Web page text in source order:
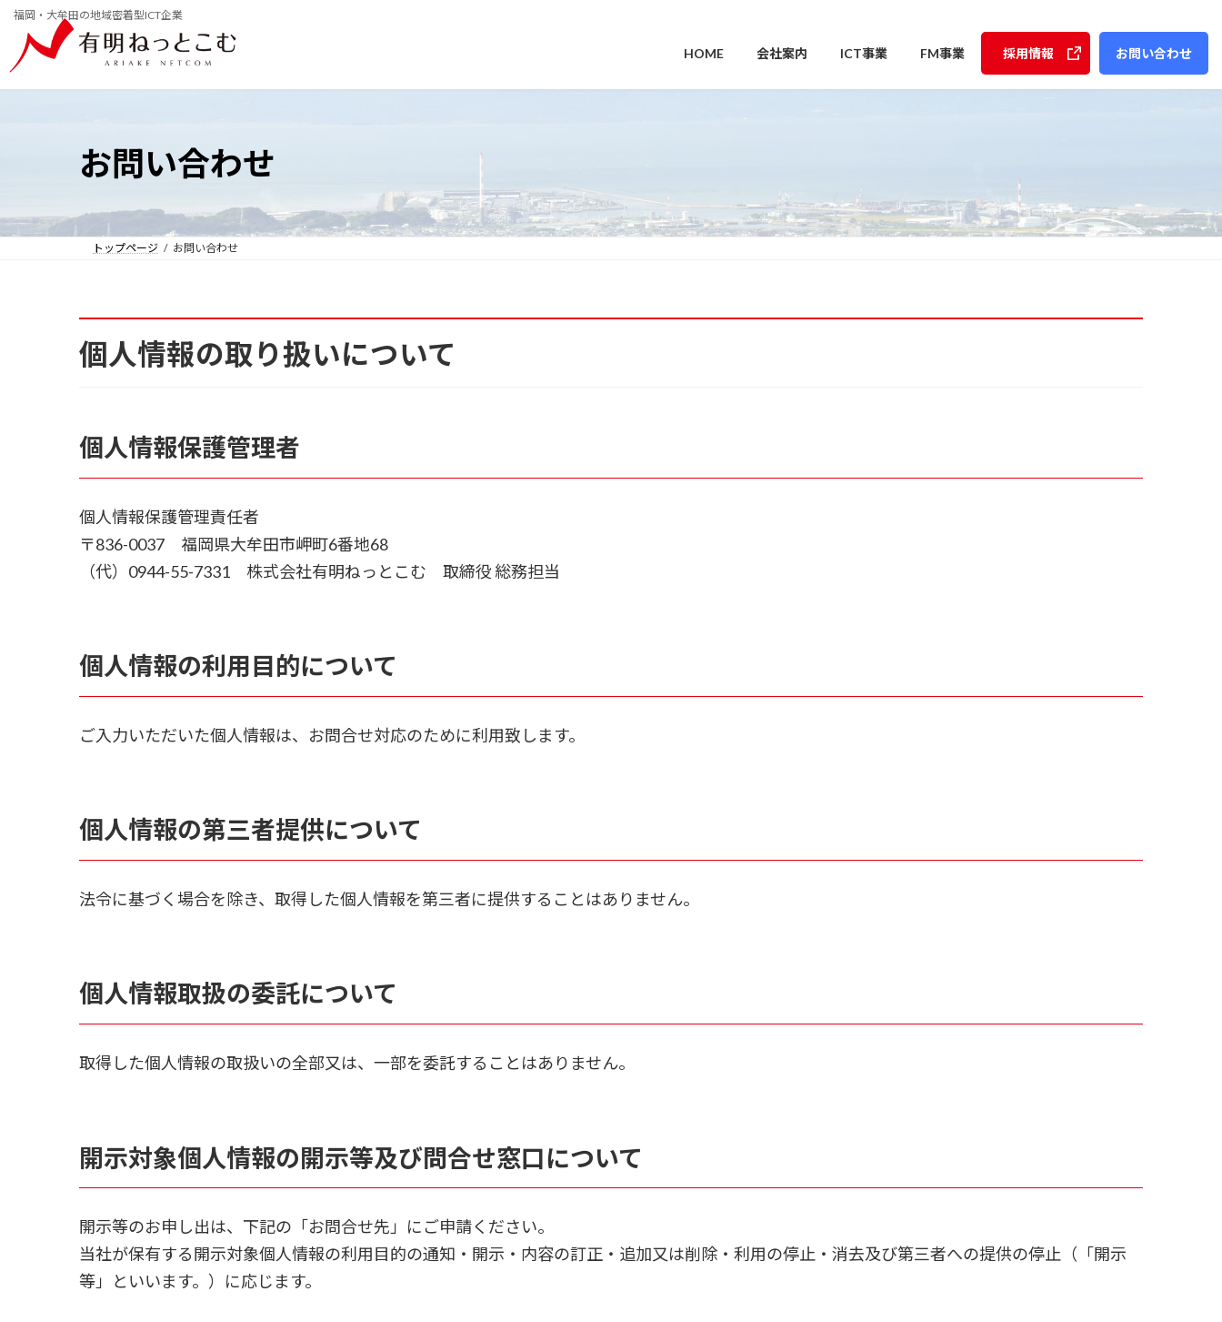
コ
ン
ツ
へ
ナ
ビ
シ
ョ
福岡・大牟田の地域密着型ICT企業
HOME 会社案内 ICT事業 FM事業 採用情報 お問い合わせ
お問い合わせ
トップページ お問い合わせ
個人情報の取り扱いについて
個人情報保護管理者
個人情報保護管理責任者
〒836-0037 福岡県大牟田市岬町6番地68
（代）0944-55-7331 株式会社有明ねっとこむ 取締役 総務担当
個人情報の利用目的について
ご入力いただいた個人情報は、お問合せ対応のために利用致します。
個人情報の第三者提供について
法令に基づく場合を除き、取得した個人情報を第三者に提供することはありません。
個人情報取扱の委託について
取得した個人情報の取扱いの全部又は、一部を委託することはありません。
開示対象個人情報の開示等及び問合せ窓口について
開示等のお申し出は、下記の「お問合せ先」にご申請ください。
当社が保有する開示対象個人情報の利用目的の通知・開示・内容の訂正・追加又は削除・利用の停止・消去及び第三者への提供の停止（「開示
等」といいます。）に応じます。